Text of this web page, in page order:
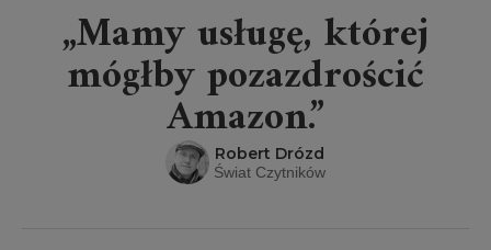
„Mamy usługę, której
mógłby pozazdrościć
Amazon.”
Robert Drózd
Świat Czytników